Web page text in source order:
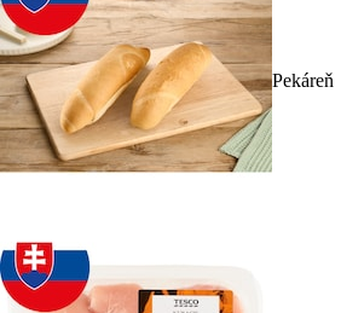
Pekáreň